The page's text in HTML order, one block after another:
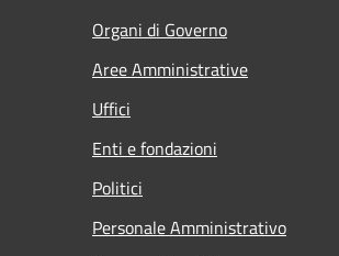
Organi di Governo
Aree Amministrative
Uffici
Enti e fondazioni
Politici
Personale Amministrativo